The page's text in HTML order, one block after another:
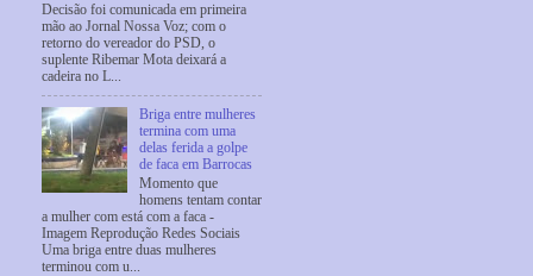
Decisão foi comunicada em primeira
mão ao Jornal Nossa Voz; com o
retorno do vereador do PSD, o
suplente Ribemar Mota deixará a
cadeira no L...
Briga entre mulheres
termina com uma
delas ferida a golpe
de faca em Barrocas
Momento que
homens tentam contar
a mulher com está com a faca -
Imagem Reprodução Redes Sociais
Uma briga entre duas mulheres
terminou com u...